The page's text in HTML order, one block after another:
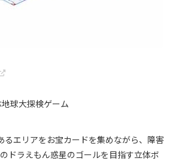
球大探検ゲーム
るエリアをお宝カードを集めながら、障害
ドラえもん惑星のゴールを目指す立体ボ